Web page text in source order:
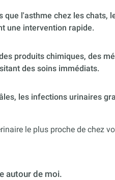
l'asthme chez les chats,
une intervention rapide.
produits chimiques, des
des soins immédiats.
les infections urinaires
le plus proche de chez
autour de moi.